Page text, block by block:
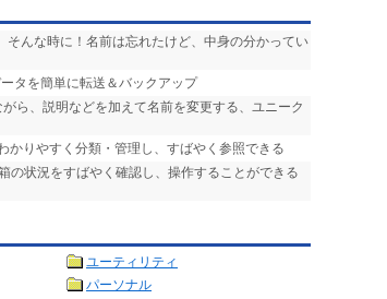
そんな時に！名前は忘れたけど、中身の分かってい
タを簡単に転送＆バックアップ
ら、説明などを加えて名前を変更する、ユニーク
かりやすく分類・管理し、すばやく参照できる
の状況をすばやく確認し、操作することができる
ユーティリティ
パーソナル